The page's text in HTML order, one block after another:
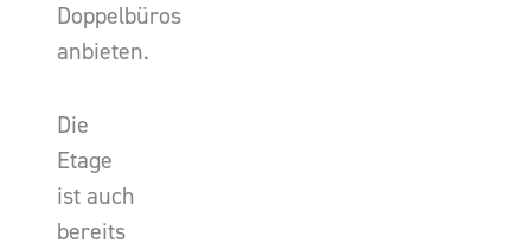
Doppelbüros
anbieten.
Die
Etage
ist auch
bereits